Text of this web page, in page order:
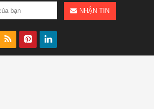
NHẬN TIN